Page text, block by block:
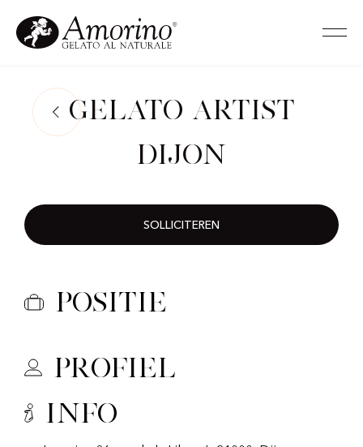
Gelato Artist
Dijon
SOLLICITEREN
Positie
Profiel
Info